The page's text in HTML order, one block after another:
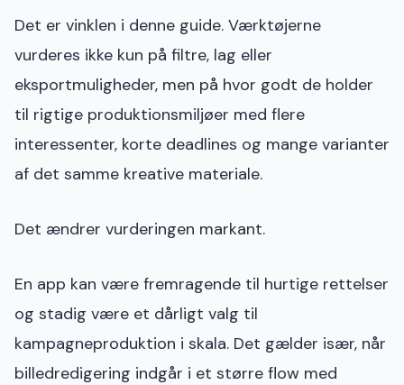
Det er vinklen i denne guide. Værktøjerne
vurderes ikke kun på filtre, lag eller
eksportmuligheder, men på hvor godt de holder
til rigtige produktionsmiljøer med flere
interessenter, korte deadlines og mange varianter
af det samme kreative materiale.
Det ændrer vurderingen markant.
En app kan være fremragende til hurtige rettelser
og stadig være et dårligt valg til
kampagneproduktion i skala. Det gælder især, når
billedredigering indgår i et større flow med